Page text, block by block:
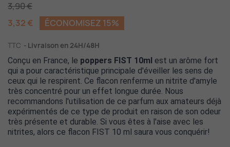
3,90 €
3,32 €
ÉCONOMISEZ 15%
TTC Livraison en 24H/48H
Conçu en France, le poppers FIST 10ml est un arôme fort
qui a pour caractéristique principale d'éveiller les sens de
ceux qui le respirent. Ce flacon renferme un nitrite d'amyle
très concentré pour un effet longue durée. Nous
recommandons l'utilisation de ce parfum aux amateurs déjà
expérimentés de ce type de produit en raison de son odeur
très présente et durable. Si vous êtes à l'aise avec les
nitrites, alors ce flacon FIST 10 ml saura vous conquérir!